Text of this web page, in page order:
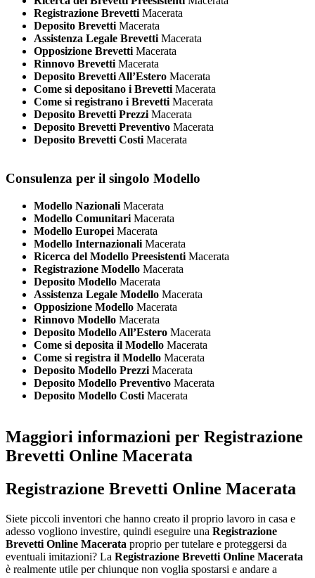
Registrazione Brevetti Macerata
Deposito Brevetti Macerata
Assistenza Legale Brevetti Macerata
Opposizione Brevetti Macerata
Rinnovo Brevetti Macerata
Deposito Brevetti All’Estero Macerata
Come si depositano i Brevetti Macerata
Come si registrano i Brevetti Macerata
Deposito Brevetti Prezzi Macerata
Deposito Brevetti Preventivo Macerata
Deposito Brevetti Costi Macerata
Consulenza per il singolo Modello
Modello Nazionali Macerata
Modello Comunitari Macerata
Modello Europei Macerata
Modello Internazionali Macerata
Ricerca del Modello Preesistenti Macerata
Registrazione Modello Macerata
Deposito Modello Macerata
Assistenza Legale Modello Macerata
Opposizione Modello Macerata
Rinnovo Modello Macerata
Deposito Modello All’Estero Macerata
Come si deposita il Modello Macerata
Come si registra il Modello Macerata
Deposito Modello Prezzi Macerata
Deposito Modello Preventivo Macerata
Deposito Modello Costi Macerata
Maggiori informazioni per Registrazione
Brevetti Online Macerata
Registrazione Brevetti Online Macerata
Siete piccoli inventori che hanno creato il proprio lavoro in casa e
adesso vogliono investire, quindi eseguire una Registrazione
Brevetti Online Macerata proprio per tutelare e proteggersi da
eventuali imitazioni? La Registrazione Brevetti Online Macerata
è realmente utile per chiunque non voglia spostarsi e andare a